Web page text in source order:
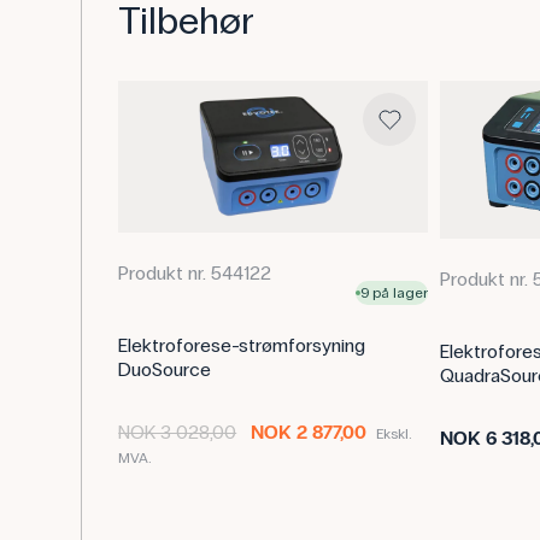
Tilbehør
Produkt nr. 544122
9 på lager
Elektroforese-strømforsyning
DuoSource
NOK 3 028,00 NOK 2 877,00
Ekskl.
MVA.
Produkt nr.
NOK 6